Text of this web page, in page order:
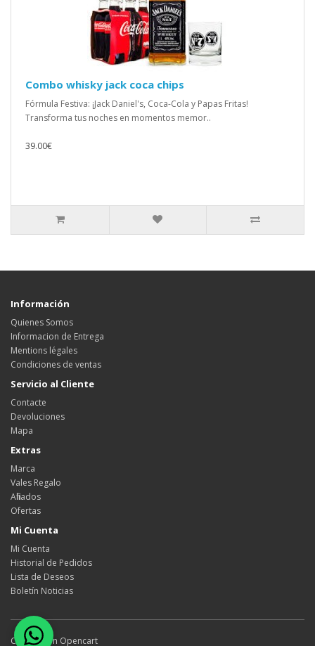
Combo whisky jack coca chips
Fórmula Festiva: ¡Jack Daniel's, Coca-Cola y Papas Fritas!
Transforma tus noches en momentos memor..
39.00€
Información
Quienes Somos
Informacion de Entrega
Mentions légales
Condiciones de ventas
Servicio al Cliente
Contacte
Devoluciones
Mapa
Extras
Marca
Vales Regalo
Afiliados
Ofertas
Mi Cuenta
Mi Cuenta
Historial de Pedidos
Lista de Deseos
Boletín Noticias
Creado con Opencart